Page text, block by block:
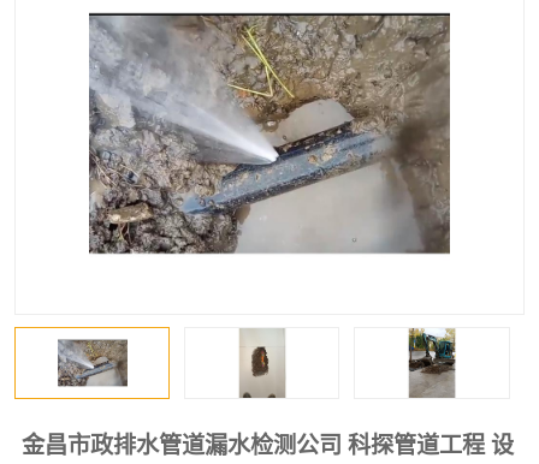
金昌市政排水管道漏水检测公司 科探管道工程 设